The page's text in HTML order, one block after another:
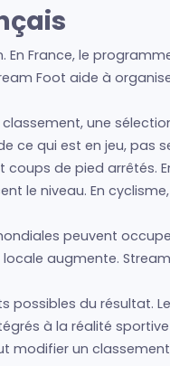
France, le
Foot aide à
une
ce qui est en jeu, pas
de pied arrêtés.
le niveau. En
peuvent
augmente.
du résultat.
à la réalité
modifier un